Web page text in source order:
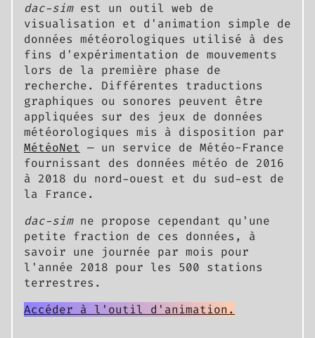
dac-simest un outil web de
visualisation et d'animation simple de
données météorologiques utilisé à des
fins d'expérimentation de mouvements
lors de la première phase de
recherche. Différentes traductions
graphiques ou sonores peuvent être
appliquées sur des jeux de données
météorologiques mis à disposition par
MétéoNet — un service de Météo-France
fournissant des données météo de 2016
à 2018 du nord-ouest et du sud-est de
la France.
dac-simne propose cependant qu'une
petite fraction de ces données, à
savoir une journée par mois pour
l'année 2018 pour les 500 stations
terrestres.
Accéder à l'outil d'animation.